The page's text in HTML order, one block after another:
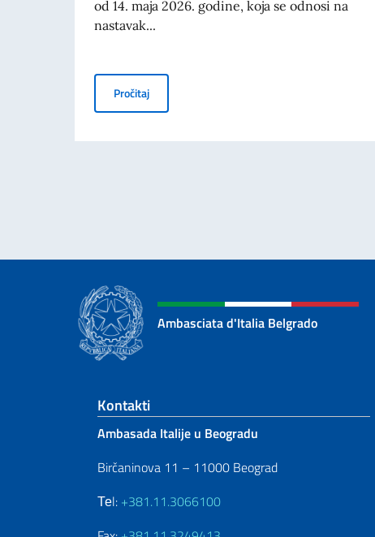
od 14. maja 2026. godine, koja se odnosi na
nastavak...
PročitajOBJAVLJEN JE KONKURS BALKAN 2026:
Ambasciata d'Italia Belgrado
Footer section
Kontakti
Ambasada Italije u Beogradu
Birčaninova 11 – 11000 Beograd
Теl: +381.11.3066100